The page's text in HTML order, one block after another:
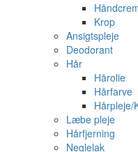
Krop
Ansigtspleje
Deodorant
Hår
Hårolie
Hårfarve
Hårpleje/
Læbe pleje
Hårfjerning
Neglelak